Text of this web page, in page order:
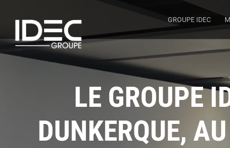
GROUPE IDEC
LE GROUPE
DUNKERQUE,